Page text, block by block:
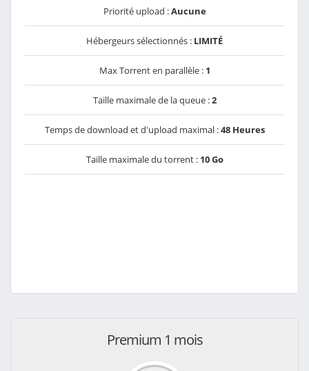
Priorité upload :Aucune
Hébergeurs sélectionnés : LIMITÉ
Max Torrent en parallèle : 1
Taille maximale de la queue :2
Temps de download et d'upload maximal :48 Heures
Taille maximale du torrent : 10 Go
Premium 1 mois